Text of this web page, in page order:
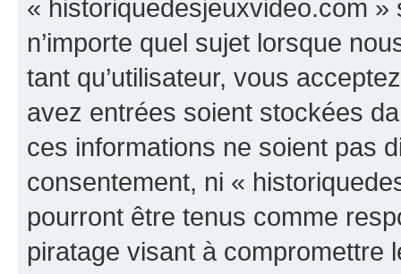
« historiquedesjeuxvideo.com
n’importe quel sujet lorsque
tant qu’utilisateur, vous
avez entrées soient stockées
ces informations ne soient pas
consentement, ni «
pourront être tenus comme
piratage visant à compromettre